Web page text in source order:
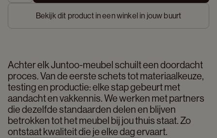
Bekijk dit product in een winkel in jouw buurt
Achter elk Juntoo-meubel schuilt een doordacht
proces. Van de eerste schets tot materiaalkeuze,
testing en productie: elke stap gebeurt met
aandacht en vakkennis. We werken met partners
die dezelfde standaarden delen en blijven
betrokken tot het meubel bij jou thuis staat. Zo
ontstaat kwaliteit die je elke dag ervaart.